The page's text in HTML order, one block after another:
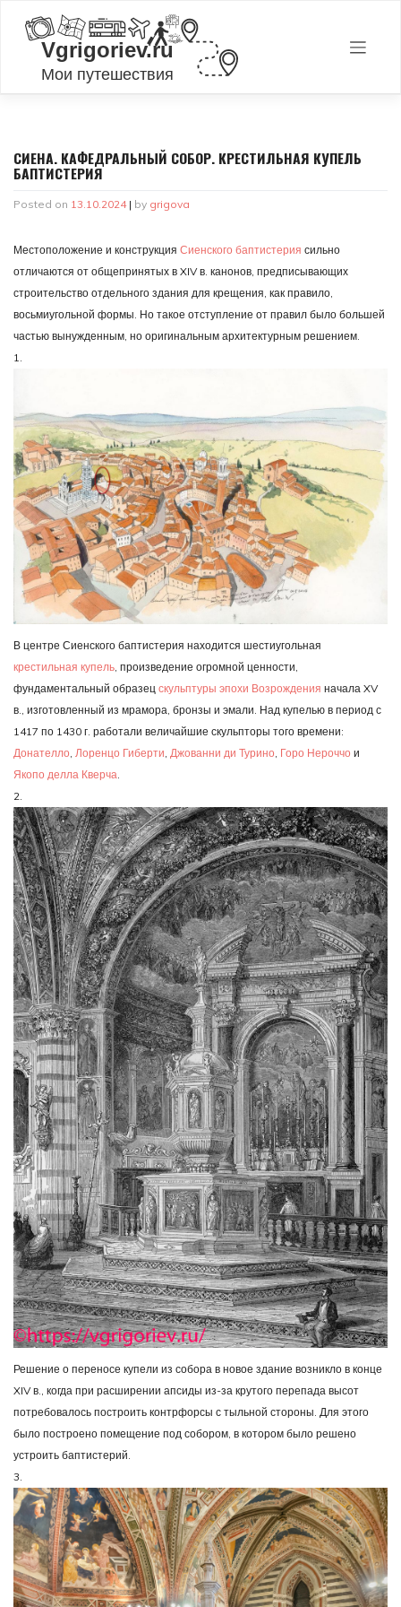
content
СИЕНА. КАФЕДРАЛЬНЫЙ СОБОР. КРЕСТИЛЬНАЯ КУПЕЛЬ
БАПТИСТЕРИЯ
Posted on 13.10.2024| by grigova
Местоположение и конструкция Сиенского баптистерия сильно
отличаются от общепринятых в XIV в. канонов, предписывающих
строительство отдельного здания для крещения, как правило,
восьмиугольной формы. Но такое отступление от правил было большей
частью вынужденным, но оригинальным архитектурным решением.
1.
В центре Сиенского баптистерия находится шестиугольная
крестильная купель , произведение огромной ценности,
фундаментальный образец скульптуры эпохи Возрождения начала XV
в., изготовленный из мрамора, бронзы и эмали. Над купелью в период с
1417 по 1430 г. работали величайшие скульпторы того времени:
Донателло Лоренцо Гиберти Джованни ди Турино Горо Нероччо и
Якопо делла Кверча
2.
Решение о переносе купели из собора в новое здание возникло в конце
XIV в., когда при расширении апсиды из-за крутого перепада высот
потребовалось построить контрфорсы с тыльной стороны. Для этого
было построено помещение под собором, в котором было решено
устроить баптистерий.
3.